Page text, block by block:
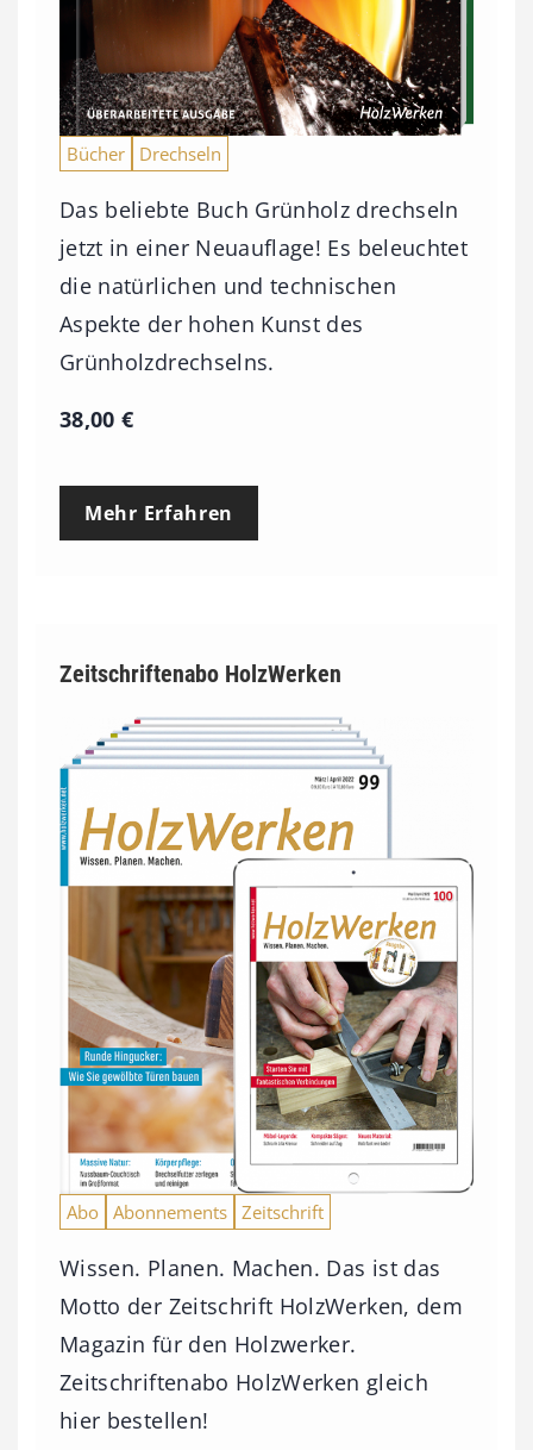
Bücher Drechseln
Das beliebte Buch Grünholz drechseln
jetzt in einer Neuauflage! Es beleuchtet
die natürlichen und technischen
Aspekte der hohen Kunst des
Grünholzdrechselns.
38,00€
Mehr Erfahren
Zeitschriftenabo HolzWerken
Abo Abonnements Zeitschrift
Wissen. Planen. Machen. Das ist das
Motto der Zeitschrift HolzWerken, dem
Magazin für den Holzwerker.
Zeitschriftenabo HolzWerken gleich
hier bestellen!